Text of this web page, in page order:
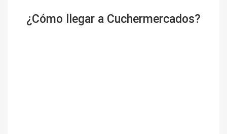
¿Cómo llegar a Cuchermercados?